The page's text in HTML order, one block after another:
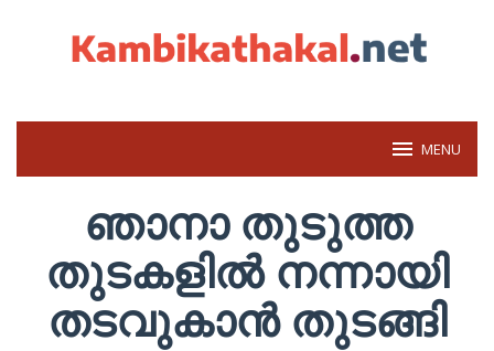
MENU
ഞാനാ തുടുത്ത
തുടകളിൽ നന്നായി
തടവുകാൻ തുടങ്ങി